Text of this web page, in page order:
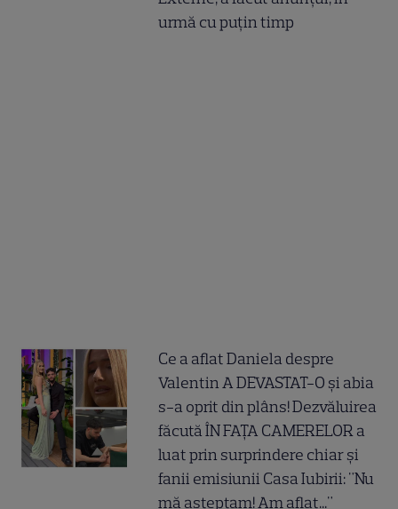
urmă cu puțin timp
Ce a aflat Daniela despre
Valentin A DEVASTAT-O și abia
s-a oprit din plâns! Dezvăluirea
făcută ÎN FAȚA CAMERELOR a
luat prin surprindere chiar și
fanii emisiunii Casa Iubirii: "Nu
mă așteptam! Am aflat..."